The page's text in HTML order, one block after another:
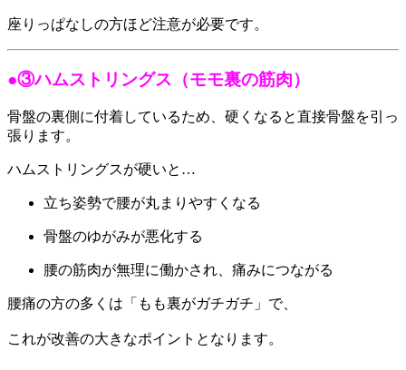
座りっぱなしの方ほど注意が必要です。
●③ハムストリングス（モモ裏の筋肉）
骨盤の裏側に付着しているため、硬くなると直接骨盤を引っ
張ります。
ハムストリングスが硬いと…
立ち姿勢で腰が丸まりやすくなる
骨盤のゆがみが悪化する
腰の筋肉が無理に働かされ、痛みにつながる
腰痛の方の多くは「もも裏がガチガチ」で、
これが改善の大きなポイントとなります。